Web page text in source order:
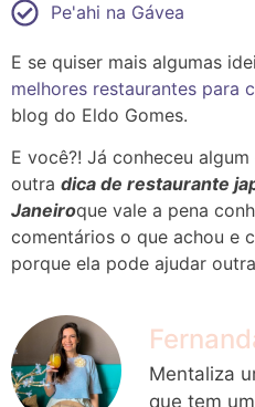
Pe'ahi na Gávea
E se quiser mais algumas
melhores restaurantes para
blog do Eldo Gomes.
E você?! Já conheceu
outra dica de restaurante
Janeiroque vale a pena
comentários o que achou e
porque ela pode ajudar
Mentaliza
que tem